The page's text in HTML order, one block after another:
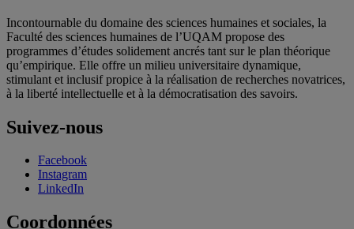
Incontournable du domaine des sciences humaines et sociales, la
Faculté des sciences humaines de l’UQAM propose des
programmes d’études solidement ancrés tant sur le plan théorique
qu’empirique. Elle offre un milieu universitaire dynamique,
stimulant et inclusif propice à la réalisation de recherches novatrices,
à la liberté intellectuelle et à la démocratisation des savoirs.
Suivez-nous
Facebook
Instagram
LinkedIn
Coordonnées